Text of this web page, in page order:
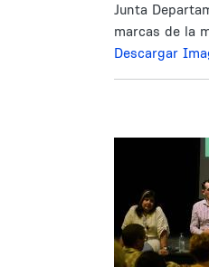
Junta
marcas de la
Descargar